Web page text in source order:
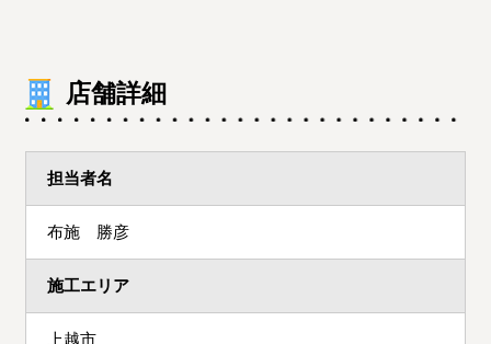
店舗詳細
担当者名
布施 勝彦
施工エリア
上越市